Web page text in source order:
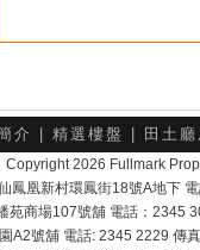
介 精選樓盤 田土
Copyright 2026 Fullmark
鳳凰新村環鳳街18號A地下
苑商場107號舖 電話：2345
A2號舖 電話: 2345 2229